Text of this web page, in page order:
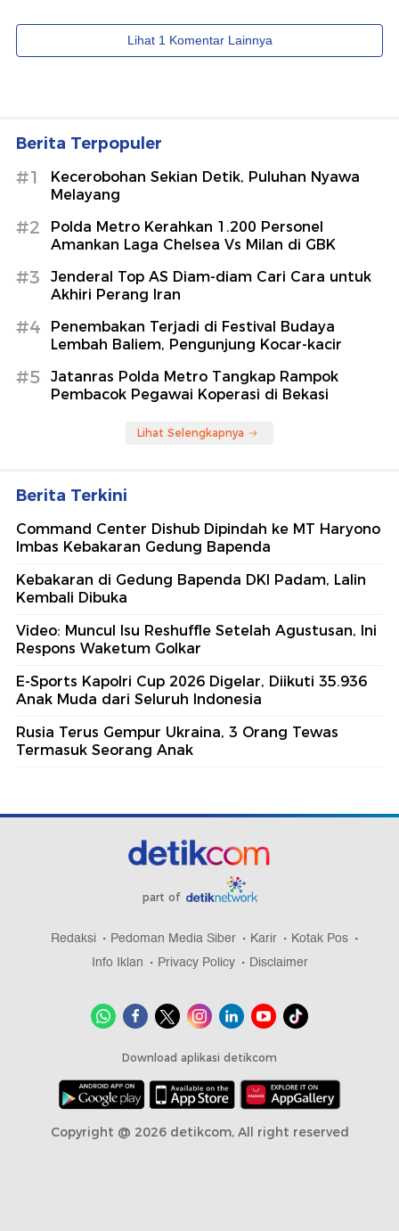
Berita Terpopuler
#1
Kecerobohan Sekian Detik, Puluhan Nyawa
Melayang
#2
Polda Metro Kerahkan 1.200 Personel
Amankan Laga Chelsea Vs Milan di GBK
#3
Jenderal Top AS Diam-diam Cari Cara untuk
Akhiri Perang Iran
#4
Penembakan Terjadi di Festival Budaya
Lembah Baliem, Pengunjung Kocar-kacir
#5
Jatanras Polda Metro Tangkap Rampok
Pembacok Pegawai Koperasi di Bekasi
Lihat Selengkapnya
Berita Terkini
Command Center Dishub Dipindah ke MT Haryono
Imbas Kebakaran Gedung Bapenda
Kebakaran di Gedung Bapenda DKI Padam, Lalin
Kembali Dibuka
Video: Muncul Isu Reshuffle Setelah Agustusan, Ini
Respons Waketum Golkar
E-Sports Kapolri Cup 2026 Digelar, Diikuti 35.936
Anak Muda dari Seluruh Indonesia
Rusia Terus Gempur Ukraina, 3 Orang Tewas
Termasuk Seorang Anak
part of
Redaksi Pedoman Media Siber Karir
Kotak Pos
Info Iklan
Privacy Policy Disclaimer
Download aplikasi detikcom
Copyright @ 2026 detikcom, All right reserved